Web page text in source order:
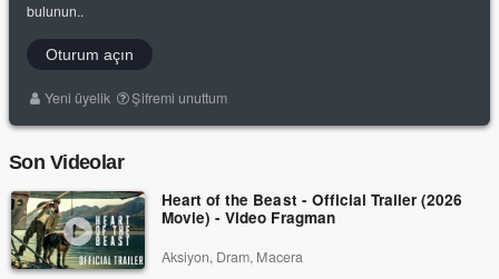
bulunun..
Oturum açın
Yeni üyelik Şifremi unuttum
Son Videolar
Heart of the Beast - Official Trailer (2026
Movie) - Video Fragman
Aksiyon, Dram, Macera